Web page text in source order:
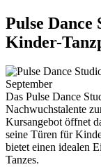
Pulse
Kinder-
Das Pulse Dance
Nachwuchstalente
Kursangebot öffnet
seine Türen für
bietet einen idealen
Tanzes.